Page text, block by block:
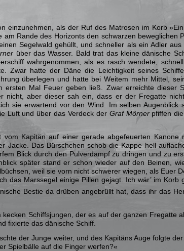
einzunehmen, als der Ruf des Matrosen im Korb
Rande des Horizonts den schwarzen beweglichen
Segelwald gehüllt, und schneller als ein Adler aus
über das Wasser. Bald trat das kleine dänische
wahrgenommen, als es rasch wendete,
Zwar hatte der Däne die Leichtigkeit seines
überlegen und hatte bei Weitem mehr Mittel,
Mal Feuer geben ließ. Zwar erreichte dieser
nicht, aber dieser sah ein, dass er der Fregatte
sie erwartend vor den Wind. Im selben Augenblick
Luft und über das Verdeck der Graf Mörnerpfiffen die
Kapitän auf einer gerade abgefeuerten Kanone
Jacke. Das Bürschchen schob die Kappe hell
Blick durch den Pulverdampf zu dringen und zu
später stand er schon wieder auf den Beinen,
weil sie vorn nicht schwerer wiegen, als Euer
das Marssegel einige Pillen gejagt. Ich wär’ im Korb
Bestie da drüben angebrüllt hat, dass ihr das
Schiffsjungen, der es auf der ganzen Fregatte
fixierte das dänische Schiff.
der Junge weiter, und des Kapitäns Auge folgte
Spielbälle auf die Finger werfen?«